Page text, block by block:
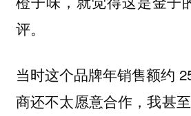
评。
当时这个品牌年销售额约
商还不太愿意合作，我甚